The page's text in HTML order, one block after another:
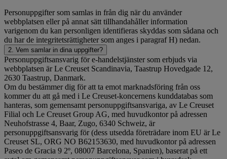
Personuppgifter som samlas in från dig när du använder
webbplatsen eller på annat sätt tillhandahåller information
varigenom du kan personligen identifieras skyddas som sådana och
du har de integritetsrättigheter som anges i paragraf H) nedan.
2. Vem samlar in dina uppgifter?
Personuppgiftsansvarig för e-handelstjänster som erbjuds via
webbplatsen är Le Creuset Scandinavia, Taastrup Hovedgade 12,
2630 Taastrup, Danmark.
Om du bestämmer dig för att ta emot marknadsföring från oss
kommer du att gå med i Le Creuset-koncernens kunddatabas som
hanteras, som gemensamt personuppgiftsansvariga, av Le Creuset
Filial och Le Creuset Group AG, med huvudkontor på adressen
Neuhofstrasse 4, Baar, Zugo, 6340 Schweiz, är
personuppgiftsansvarig för (dess utsedda företrädare inom EU är Le
Creuset SL, ORG NO B62153630, med huvudkontor på adressen
Paseo de Gracia 9 2º, 08007 Barcelona, Spanien), baserat på ett